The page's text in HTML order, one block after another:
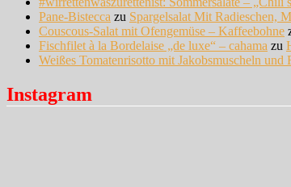
Pane-Bistecca zu Spargelsalat Mit Radieschen,
Couscous-Salat mit Ofengemüse – Kaffeebohne
Fischfilet à la Bordelaise „de luxe“ – cahama zu
Weißes Tomatenrisotto mit Jakobsmuscheln und
Instagram